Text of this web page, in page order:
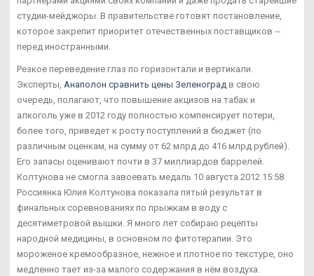
студии-мейджоры. В правительстве готовят постановление,
которое закрепит приоритет отечественных поставщиков --
перед иностранными.
Резкое переведение глаз по горизонтали и вертикали.
Эксперты, Анаполон сравнить цены Зеленоград в свою
очередь, полагают, что повышение акцизов на табак и
алкоголь уже в 2012 году полностью компенсирует потери,
более того, приведет к росту поступлений в бюджет (по
различным оценкам, на сумму от 62 млрд до 416 млрд рублей).
Его запасы оценивают почти в 37 миллиардов баррелей.
Колтунова не смогла завоевать медаль 10 августа 2012 15:58
Россиянка Юлия Колтунова показала пятый результат в
финальных соревнованиях по прыжкам в воду с
десятиметровой вышки. Я много лет собираю рецепты
народной медицины, в основном по фитотерапии. Это
мороженое кремообразное, нежное и плотное по текстуре, оно
медленно тает из-за малого содержания в нём воздуха.